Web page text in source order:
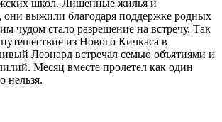
школ. Лишенные жилья и
они выжили благодаря поддержке родных
чудом стало разрешение на встречу. Так
путешествие из Нового Кичкаса в
Леонард встречал семью объятиями и
Месяц вместе пролетел как один
нельзя.